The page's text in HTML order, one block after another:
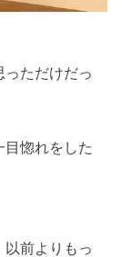
ただけだっ
惚れをした
前よりもっ